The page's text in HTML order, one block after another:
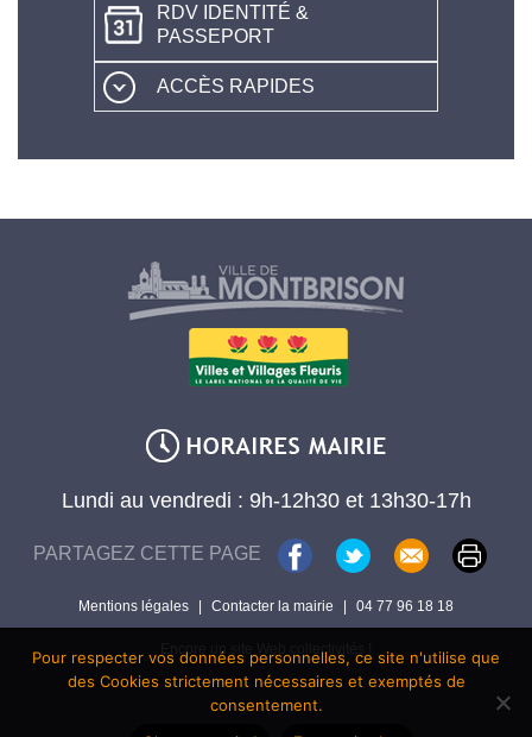
RDV IDENTITÉ &
PASSEPORT
ACCÈS RAPIDES
Lundi au vendredi : 9h-12h30 et 13h30-17h
PARTAGEZ CETTE PAGE
Mentions légales Contacter la mairie 04 77 96 18 18
Encore un site Web collectivités !
Pour respecter vos données personnelles, ce site n'utilise que
des Cookies strictement nécessaires et exemptés de
consentement.